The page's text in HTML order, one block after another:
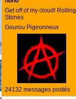
Get off of my cloud! Rolling
Stones
Gourou Pigeonneux
24132 messages postés